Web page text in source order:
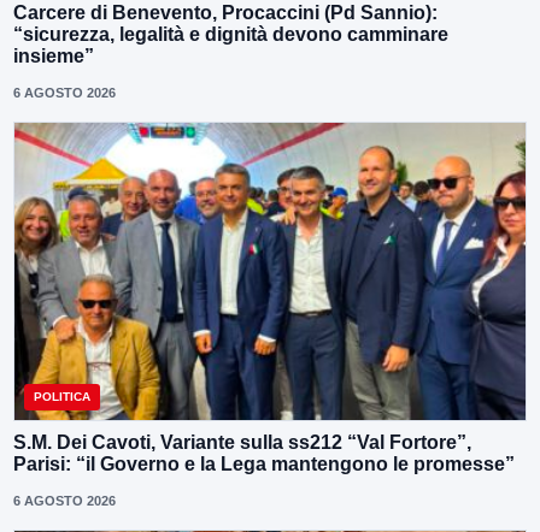
Carcere di Benevento, Procaccini (Pd Sannio):
“sicurezza, legalità e dignità devono camminare
insieme”
6 AGOSTO 2026
POLITICA
S.M. Dei Cavoti, Variante sulla ss212 “Val Fortore”,
Parisi: “il Governo e la Lega mantengono le promesse”
6 AGOSTO 2026